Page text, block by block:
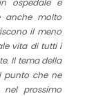
anche molto
il meno
vita di tutti i
Il tema della
punto che ne
prossimo